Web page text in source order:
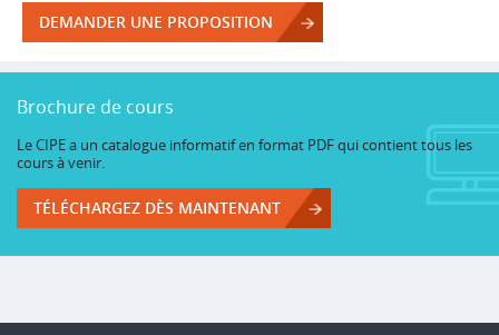
DEMANDER UNE PROPOSITION
Brochure de cours
Le CIPE a un catalogue informatif en format PDF qui contient tous les
cours à venir.
TÉLÉCHARGEZ DÈS MAINTENANT